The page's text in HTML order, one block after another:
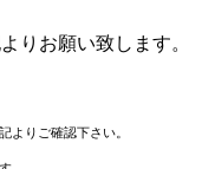
りお願い致します。
よりご確認下さい。